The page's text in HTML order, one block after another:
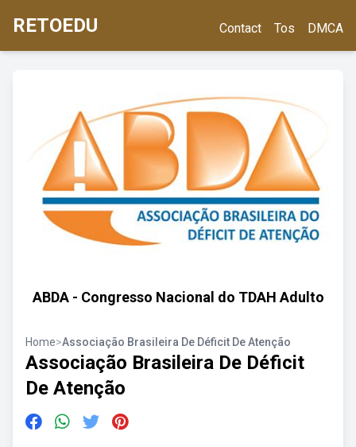
RETOEDU Contact Tos DMCA
ABDA - Congresso Nacional do TDAH Adulto
Home>Associação Brasileira De Déficit De Atenção
Associação Brasileira De Déficit
De Atenção